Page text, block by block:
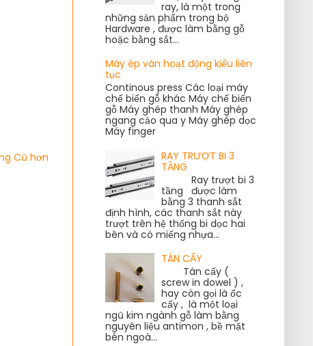
Cũ hơn
ray, là một trong
những sản phẩm trong bộ
Hardware , được làm bằng gỗ
hoặc bằng sắt...
Máy ép ván hoạt động kiểu liên
tục
Continous press Các loại máy
chế biến gỗ khác Máy chế biến
gỗ Máy ghép thanh Máy ghép
ngang cảo qua y Máy ghép dọc
Máy finger
RAY TRƯỢT BI 3
TẦNG
Ray trượt bi 3
tầng được làm
bằng 3 thanh sắt
định hình, các thanh sắt này
trượt trên hệ thống bi dọc hai
bên và có miếng nhựa...
TÁN CẤY
Tán cấy (
screw in dowel ) ,
hay còn gọi là ốc
cấy , là một loại
ngũ kim ngành gỗ làm bằng
nguyên liệu antimon , bề mặt
bên ngoà...